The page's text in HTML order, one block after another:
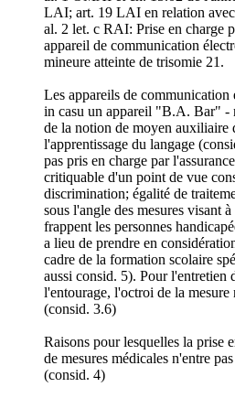
LAI; art. 19 LAI en relation
al. 2 let. c RAI: Prise en charge
appareil de communication
mineure atteinte de trisomie 21.
Les appareils de communication
in casu un appareil "B.A. Bar" -
de la notion de moyen auxiliaire
l'apprentissage du langage
pas pris en charge par
critiquable d'un point de vue
discrimination; égalité de
sous l'angle des mesures visant
frappent les personnes
a lieu de prendre en
cadre de la formation scolaire
aussi consid. 5). Pour l'entretien
l'entourage, l'octroi de la mesure
(consid. 3.6)
Raisons pour lesquelles la prise
de mesures médicales n'entre
(consid. 4)